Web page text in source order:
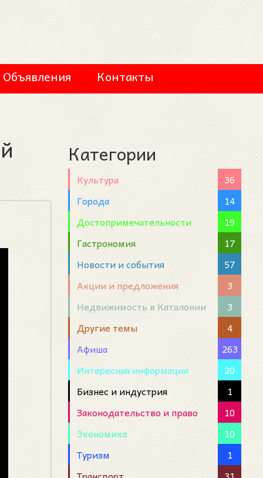
Объявления Контакты
Категории
Культура
36
Города
14
Достопримечательности
19
Гастрономия
17
Новости и события
57
Акции и предложения
3
Недвижимость в Каталонии
3
Другие темы
4
Афиша
263
Интересная информация
20
Бизнес и индустрия
1
Законодательство и право
10
Экономика
10
Туризм
1